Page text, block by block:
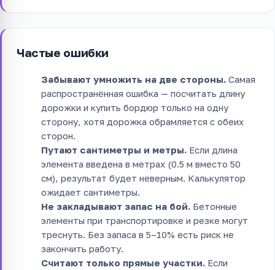
Частые ошибки
Забывают умножить на две стороны. Самая
распространённая ошибка — посчитать длину
дорожки и купить бордюр только на одну
сторону, хотя дорожка обрамляется с обеих
сторон.
Путают сантиметры и метры. Если длина
элемента введена в метрах (0.5 м вместо 50
см), результат будет неверным. Калькулятор
ожидает сантиметры.
Не закладывают запас на бой. Бетонные
элементы при транспортировке и резке могут
треснуть. Без запаса в 5–10% есть риск не
закончить работу.
Считают только прямые участки. Если